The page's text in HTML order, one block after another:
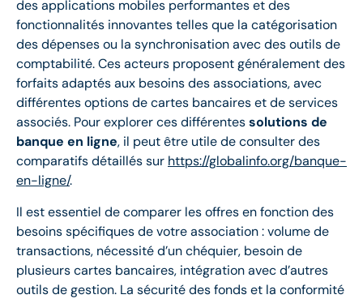
des applications mobiles performantes et des
fonctionnalités innovantes telles que la catégorisation
des dépenses ou la synchronisation avec des outils de
comptabilité. Ces acteurs proposent généralement des
forfaits adaptés aux besoins des associations, avec
différentes options de cartes bancaires et de services
associés. Pour explorer ces différentessolutions de
banque en ligne, il peut être utile de consulter des
comparatifs détaillés sur https://globalinfo.org/banque-
en-ligne/.
Il est essentiel de comparer les offres en fonction des
besoins spécifiques de votre association : volume de
transactions, nécessité d’un chéquier, besoin de
plusieurs cartes bancaires, intégration avec d’autres
outils de gestion. La sécurité des fonds et la conformité